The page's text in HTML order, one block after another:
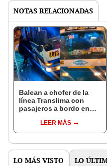
NOTAS RELACIONADAS
Balean a chofer de la
línea Translima con
pasajeros a bordo en
suspendió actividades
LEER MÁS
LO MÁS VISTO LO